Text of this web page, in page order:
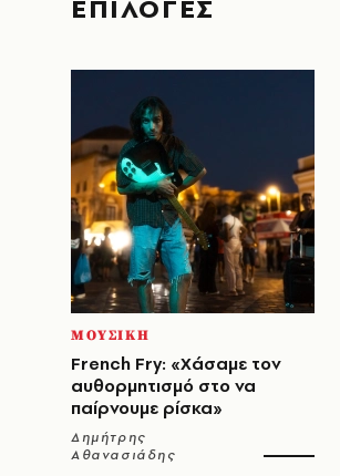
EΠΙΛΟΓΈΣ
ΜΟΥΣΙΚΗ
French Fry: «Χάσαμε τον
αυθορμητισμό στο να
παίρνουμε ρίσκα»
Δημήτρης
Αθανασιάδης